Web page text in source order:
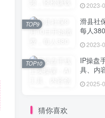
2023-
滑县社
每人
2023-
TOP9
IP操盘
具、内
2025-
TOP10
猜你喜欢